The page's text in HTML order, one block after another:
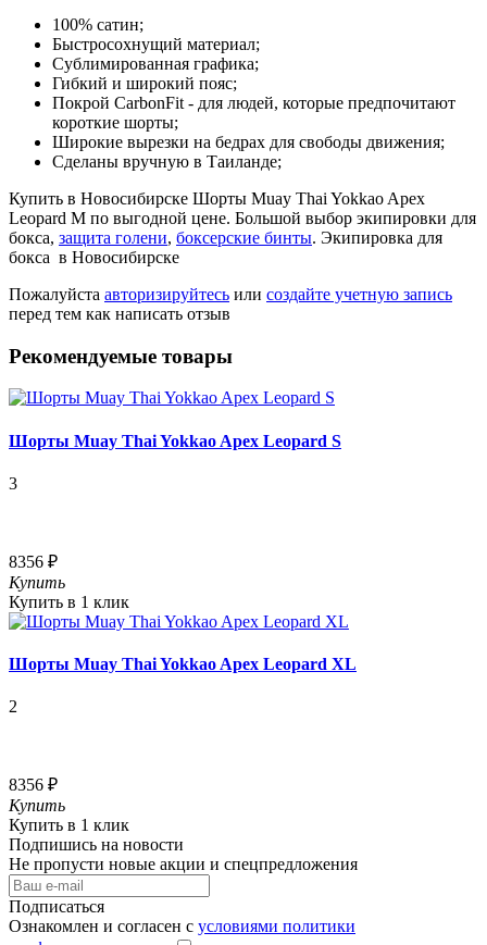
100% сатин;
Быстросохнущий материал;
Сублимированная графика;
Гибкий и широкий пояс;
Покрой CarbonFit - для людей, которые предпочитают
короткие шорты;
Широкие вырезки на бедрах для свободы движения;
Сделаны вручную в Таиланде;
Купить в Новосибирске Шорты Muay Thai Yokkao Apex
Leopard M по выгодной цене. Большой выбор экипировки для
бокса, защита голени, боксерские бинты. Экипировка для
бокса в Новосибирске
Пожалуйста авторизируйтесь или создайте учетную запись
перед тем как написать отзыв
Рекомендуемые товары
Шорты Muay Thai Yokkao Apex Leopard S
3
8356 ₽
Купить
Купить в 1 клик
Шорты Muay Thai Yokkao Apex Leopard XL
2
8356 ₽
Купить
Купить в 1 клик
Подпишись на новости
Не пропусти новые акции и спецпредложения
Подписаться
Ознакомлен и согласен с условиями политики